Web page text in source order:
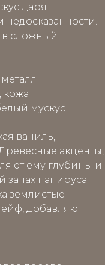
дарят
сложный
кожа
мускус
ваниль,
акценты,
ему глубины и
запах папируса
землистые
добавляют